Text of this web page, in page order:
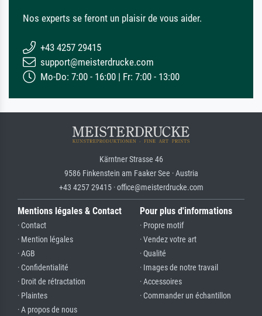
Nos experts se feront un plaisir de vous aider.
+43 4257 29415
support@meisterdrucke.com
Mo-Do: 7:00 - 16:00 | Fr: 7:00 - 13:00
Kärntner Strasse 46
9586 Finkenstein am Faaker See · Austria
+43 4257 29415 · office@meisterdrucke.com
Mentions légales & Contact
· Contact
· Mention légales
· AGB
· Confidentialité
· Droit de rétractation
· Plaintes
· A propos de nous
Pour plus d'informations
· Propre motif
· Vendez votre art
· Qualité
· Images de notre travail
· Accessoires
· Commander un échantillon